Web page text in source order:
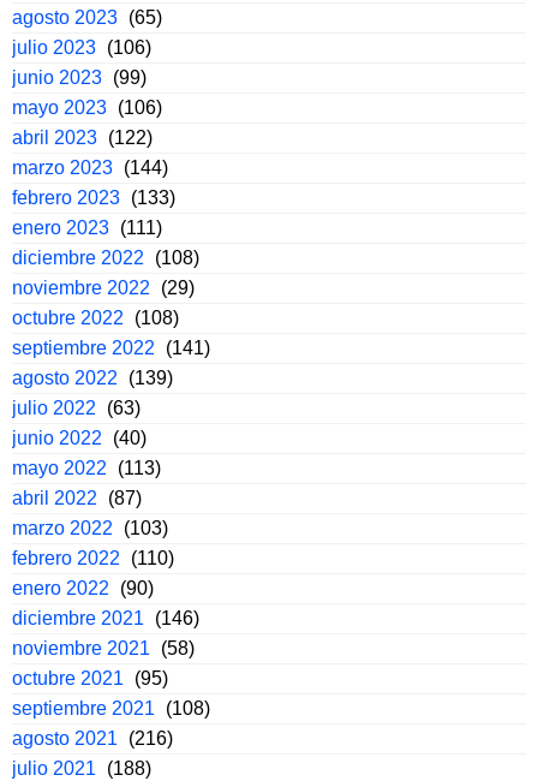
agosto 2023 (65)
julio 2023 (106)
junio 2023 (99)
mayo 2023 (106)
abril 2023 (122)
marzo 2023 (144)
febrero 2023 (133)
enero 2023 (111)
diciembre 2022
(108)
noviembre 2022
(29)
octubre 2022
(108)
septiembre 2022
(141)
agosto 2022
(139)
julio 2022
(63)
junio 2022
(40)
mayo 2022
(113)
abril 2022
(87)
marzo 2022
(103)
febrero 2022
(110)
enero 2022
(90)
diciembre 2021
(146)
noviembre 2021
(58)
octubre 2021
(95)
septiembre 2021
(108)
agosto 2021
(216)
julio 2021
(188)